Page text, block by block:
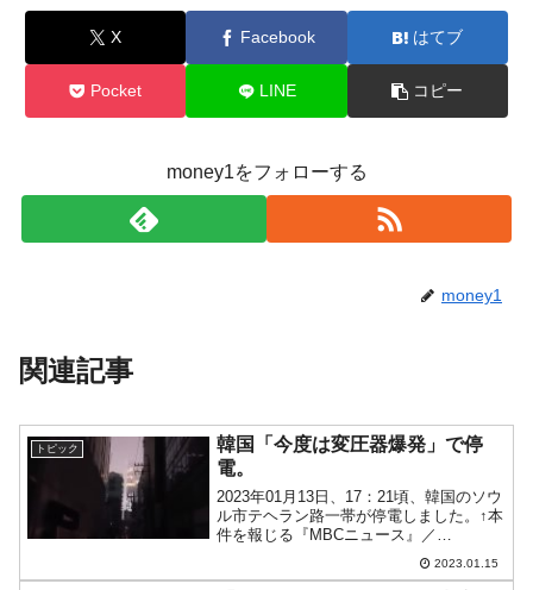
なスーパーリーグとは？
Fact1
日本人マスターズ挑戦の歴史。松山以前に最高位
だった選手とは？
ている意外な選手とは？
セレクトセールの高額取引馬が稼いだ金額とは？
X Facebook はてブ
Pocket LINE コピー
money1をフォローする
money1
関連記事
トピック
韓国「今度は変圧器爆発」で停
電。
2023年01月13日、17：21頃、韓国のソウ
ル市テヘラン路一帯が停電しました。↑本
件を報じる『MBCニュース』／
YouTube『MBCニュース』チャンネル停
電が発生したのは、有名な江南カンナム
2023.01.15